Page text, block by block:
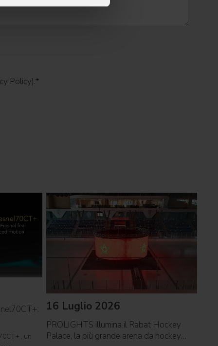
Policy).*
, un
16 Luglio 2026
PROLIGHTS illumina il Rabat Hockey
Palace, la più grande arena da hockey